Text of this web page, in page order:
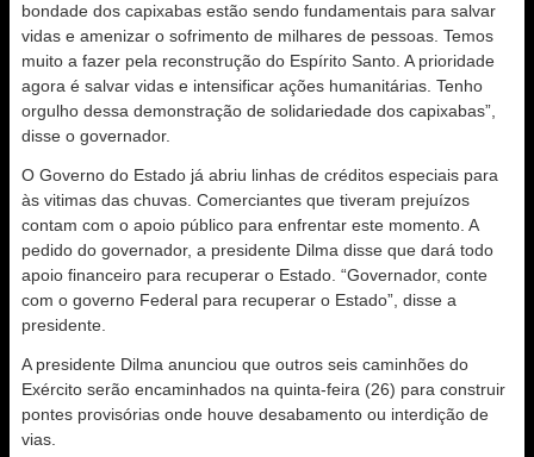
bondade dos capixabas estão sendo fundamentais para salvar
vidas e amenizar o sofrimento de milhares de pessoas. Temos
muito a fazer pela reconstrução do Espírito Santo. A prioridade
agora é salvar vidas e intensificar ações humanitárias. Tenho
orgulho dessa demonstração de solidariedade dos capixabas”,
disse o governador.
O Governo do Estado já abriu linhas de créditos especiais para
às vitimas das chuvas. Comerciantes que tiveram prejuízos
contam com o apoio público para enfrentar este momento. A
pedido do governador, a presidente Dilma disse que dará todo
apoio financeiro para recuperar o Estado. “Governador, conte
com o governo Federal para recuperar o Estado”, disse a
presidente.
A presidente Dilma anunciou que outros seis caminhões do
Exército serão encaminhados na quinta-feira (26) para construir
pontes provisórias onde houve desabamento ou interdição de
vias.